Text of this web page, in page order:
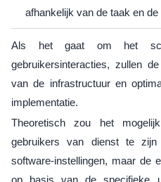
afhankelijk van de taak en
Als het gaat om het
gebruikersinteracties, zullen
van de infrastructuur en
implementatie.
Theoretisch zou het
gebruikers van dienst te
software-instellingen, maar de
op basis van de specifieke